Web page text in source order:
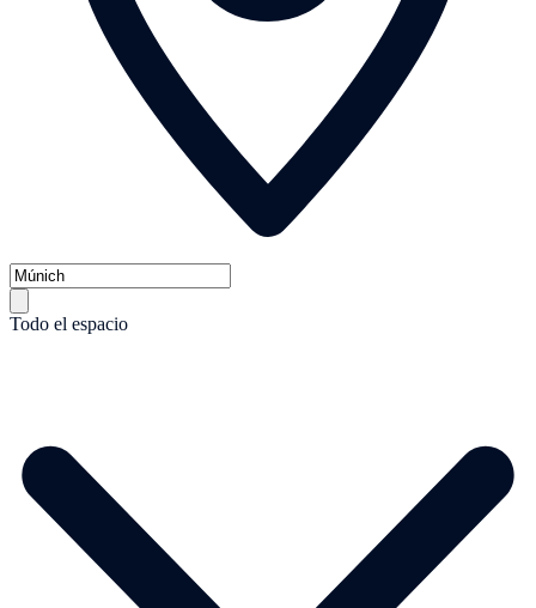
Todo el espacio